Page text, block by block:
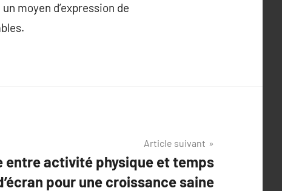
moyen d’expression de
Article suivant
entre activité physique et temps
pour une croissance saine